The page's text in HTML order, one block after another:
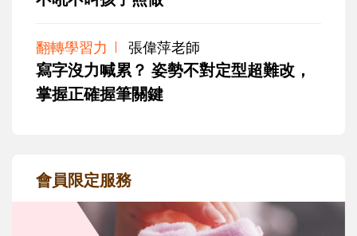
翻轉學習力 張偉萍老師
寫字沒力喊累？ 姿勢不對定型超難改，
掌握正確握筆關鍵
會員限定服務